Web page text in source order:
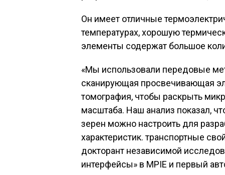
Он имеет отличные
температурах, хорошую
элементы содержат большое
«Мы использовали передовые
сканирующая просвечивающая
томография, чтобы раскрыть
масштаба. Наш анализ показал,
зерен можно настроить для
характеристик. транспортные
докторант независимой
интерфейсы» в MPIE и первый